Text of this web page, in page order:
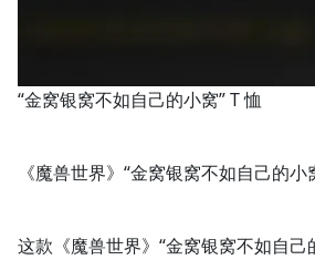
“金窝银窝不如自己的小窝” T 恤
《魔兽世界》“金窝银窝不如自己的小
这款《魔兽世界》“金窝银窝不如自己